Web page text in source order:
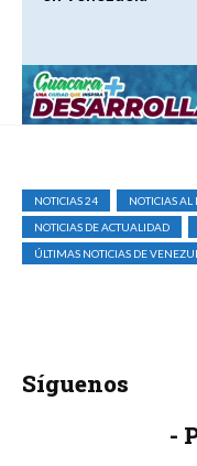
NOTICIAS 24 NOTICIAS AL
NOTICIAS DE ACTUALIDAD
ÚLTIMAS NOTICIAS DE
Síguenos
-